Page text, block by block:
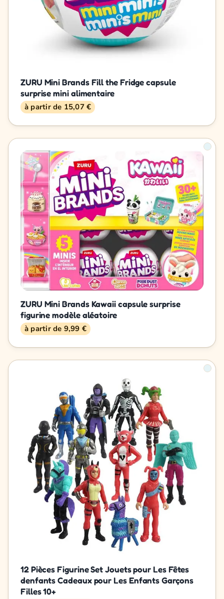
ZURU Mini Brands Fill the Fridge capsule
surprise mini alimentaire
à partir de 15,07 €
ZURU Mini Brands Kawaii capsule surprise
figurine modèle aléatoire
à partir de 9,99 €
12 Pièces Figurine Set Jouets pour Les Fêtes
denfants Cadeaux pour Les Enfants Garçons
Filles 10+